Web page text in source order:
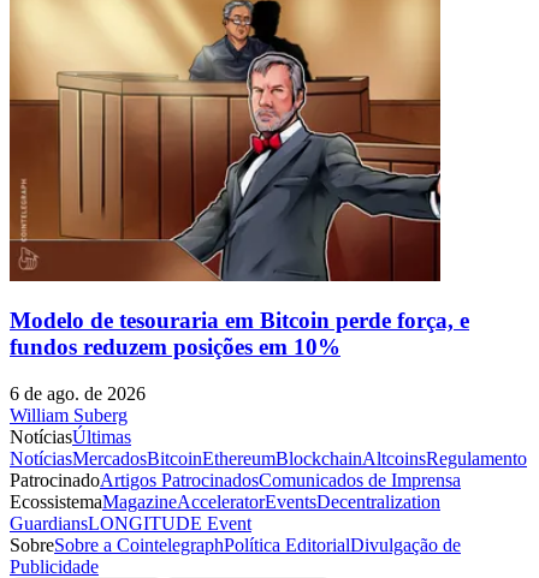
Modelo de tesouraria em Bitcoin perde força, e
fundos reduzem posições em 10%
6 de ago. de 2026
William Suberg
NotíciasÚltimas
NotíciasMercadosBitcoinEthereumBlockchainAltcoinsRegulamento
PatrocinadoArtigos PatrocinadosComunicados de Imprensa
EcossistemaMagazineAcceleratorEventsDecentralization
GuardiansLONGITUDE Event
SobreSobre a CointelegraphPolítica EditorialDivulgação de
Publicidade